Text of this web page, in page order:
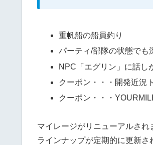
重帆船の船員釣り
パーティ/部隊の状態でも
NPC「エグリン」に話し
クーポン・・・開発近況
クーポン・・・
マイレージがリニューアルされ
ラインナップが定期的に更新さ